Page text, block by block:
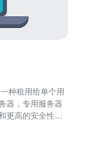
器，专用服务器
更高的安全性。
A 是